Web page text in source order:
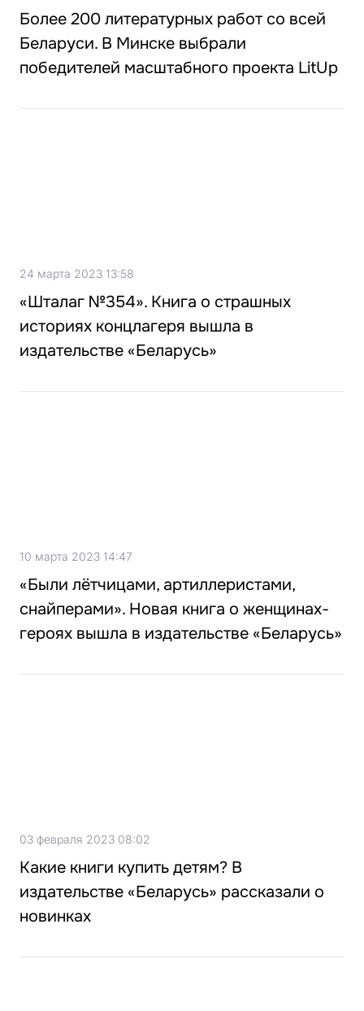
Более 200 литературных работ со всей
Беларуси. В Минске выбрали
победителей масштабного проекта LitUp
24 марта 2023 13:58
«Шталаг №354». Книга о страшных
историях концлагеря вышла в
издательстве «Беларусь»
10 марта 2023 14:47
«Были лётчицами, артиллеристами,
снайперами». Новая книга о женщинах-
героях вышла в издательстве «Беларусь»
03 февраля 2023 08:02
Какие книги купить детям? В
издательстве «Беларусь» рассказали о
новинках